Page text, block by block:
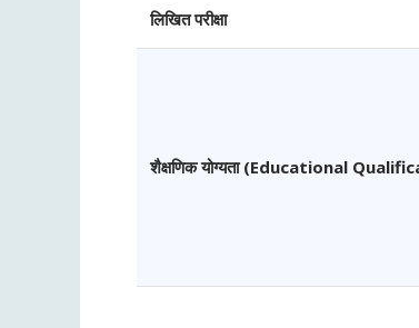
लिखित परीक्षा
शैक्षणिक योग्यता (Educational